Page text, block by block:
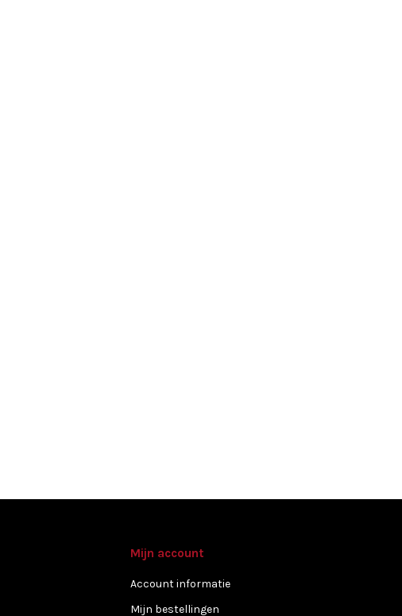
Mijn account
Account informatie
Mijn bestellingen